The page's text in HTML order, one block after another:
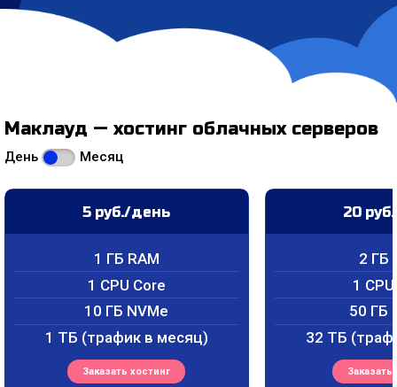
Маклауд — хостинг облачных серверов
День Месяц
5 руб./день
1 ГБ RAM
1 CPU Core
10 ГБ NVMe
1 ТБ (трафик в месяц)
Заказать хостинг
20
2 ГБ
1
50 ГБ
32 ТБ
Заказать